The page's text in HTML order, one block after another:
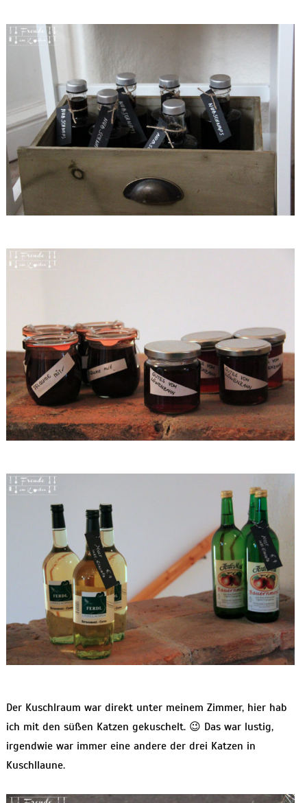
Der Kuschlraum war direkt unter meinem Zimmer, hier hab
ich mit den süßen Katzen gekuschelt. 😉 Das war lustig,
irgendwie war immer eine andere der drei Katzen in
Kuschllaune.